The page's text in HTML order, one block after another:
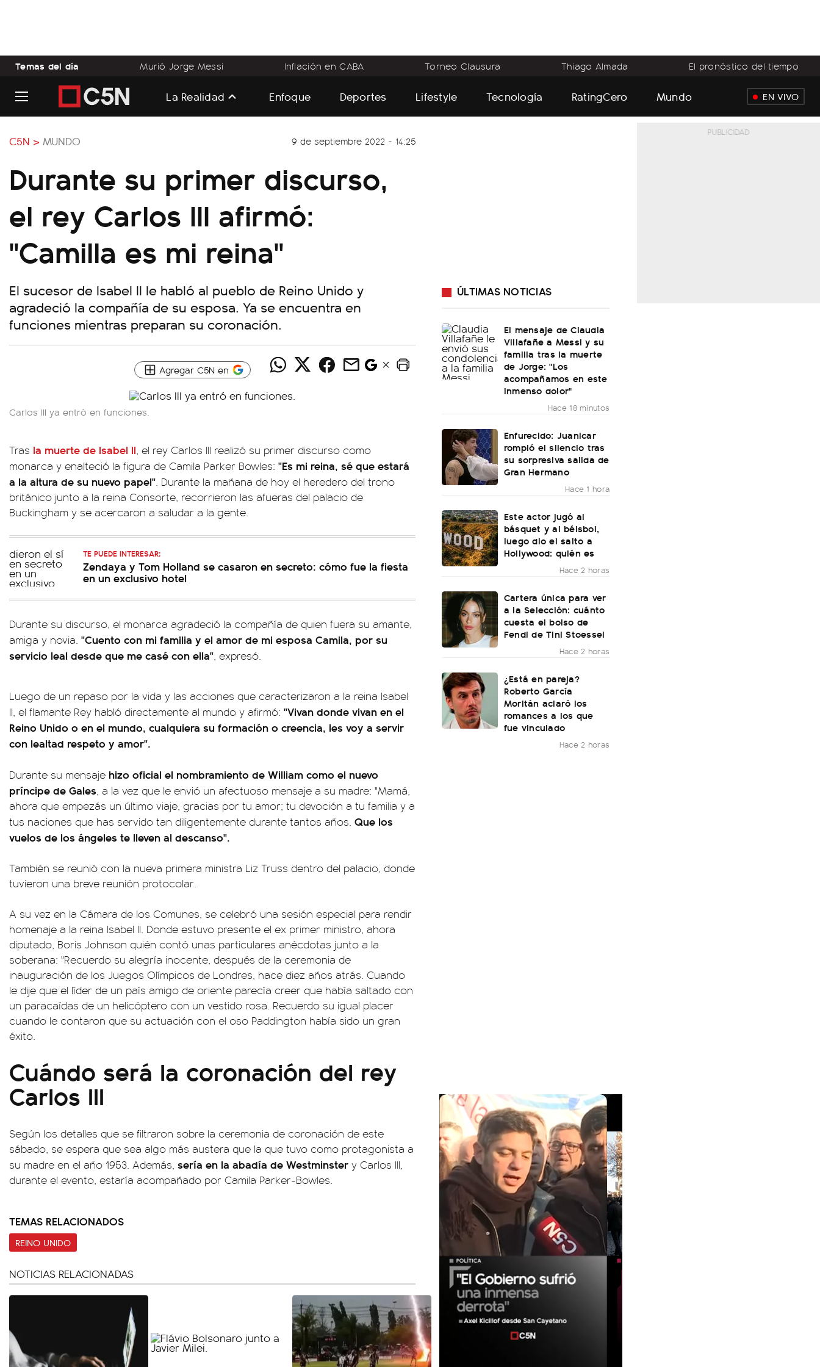
Temas del día Murió Jorge Messi Inflación en CABA Torneo Clausura Thiago Almada El pronóstico del tiempo
La Realidad Enfoque Deportes Lifestyle Tecnología RatingCero Mundo EN VIVO
C5N > MUNDO 9 de septiembre 2022 - 14:25
Durante su primer discurso,
el rey Carlos III afirmó:
"Camilla es mi reina"
El sucesor de Isabel II le habló al pueblo de Reino Unido y
agradeció la compañía de su esposa. Ya se encuentra en
funciones mientras preparan su coronación.
Agregar C5N en
Carlos III ya entró en funciones.
Tras la muerte de Isabel II, el rey Carlos III realizó su primer discurso como
monarca y enalteció la figura de Camila Parker Bowles: "Es mi reina, sé que estará
a la altura de su nuevo papel". Durante la mañana de hoy el heredero del trono
británico junto a la reina Consorte, recorrieron las afueras del palacio de
Buckingham y se acercaron a saludar a la gente.
TE PUEDE INTERESAR:
Zendaya y Tom Holland se casaron en secreto: cómo fue la fiesta
en un exclusivo hotel
Durante su discurso, el monarca agradeció la compañía de quien fuera su amante,
amiga y novia. "Cuento con mi familia y el amor de mi esposa Camila, por su
servicio leal desde que me casé con ella", expresó.
Luego de un repaso por la vida y las acciones que caracterizaron a la reina Isabel
II, el flamante Rey habló directamente al mundo y afirmó: "Vivan donde vivan en el
Reino Unido o en el mundo, cualquiera su formación o creencia, les voy a servir
con lealtad respeto y amor".
Durante su mensaje hizo oficial el nombramiento de William como el nuevo
príncipe de Gales, a la vez que le envió un afectuoso mensaje a su madre: "Mamá,
ahora que empezás un último viaje, gracias por tu amor; tu devoción a tu familia y a
tus naciones que has servido tan diligentemente durante tantos años. Que los
vuelos de los ángeles te lleven al descanso".
También se reunió con la nueva primera ministra Liz Truss dentro del palacio, donde
tuvieron una breve reunión protocolar.
A su vez en la Cámara de los Comunes, se celebró una sesión especial para rendir
homenaje a la reina Isabel II. Donde estuvo presente el ex primer ministro, ahora
diputado, Boris Johnson quién contó unas particulares anécdotas junto a la
soberana: "Recuerdo su alegría inocente, después de la ceremonia de
inauguración de los Juegos Olímpicos de Londres, hace diez años atrás. Cuando
le dije que el líder de un país amigo de oriente parecía creer que había saltado con
un paracaídas de un helicóptero con un vestido rosa. Recuerdo su igual placer
cuando le contaron que su actuación con el oso Paddington había sido un gran
éxito.
Cuándo será la coronación del rey
Carlos III
Según los detalles que se filtraron sobre la ceremonia de coronación de este
sábado, se espera que sea algo más austera que la que tuvo como protagonista a
su madre en el año 1953. Además, sería en la abadía de Westminster y Carlos III,
durante el evento, estaría acompañado por Camila Parker-Bowles.
TEMAS RELACIONADOS
REINO UNIDO
NOTICIAS RELACIONADAS
ÚLTIMAS NOTICIAS
El mensaje de Claudia
Villafañe a Messi y su
familia tras la muerte
de Jorge: "Los
acompañamos en este
inmenso dolor"
Hace 18 minutos
Enfurecido: Juanicar
rompió el silencio tras
su sorpresiva salida de
Gran Hermano
Hace 1 hora
Este actor jugó al
básquet y al béisbol,
luego dio el salto a
Hollywood: quién es
Hace 2 horas
Cartera única para ver
a la Selección: cuánto
cuesta el bolso de
Fendi de Tini Stoessel
Hace 2 horas
¿Está en pareja?
Roberto García
Moritán aclaró los
romances a los que
fue vinculado
Hace 2 horas